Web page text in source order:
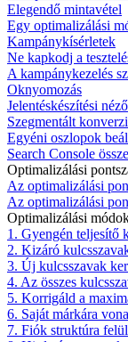
Elegendő mintavétel
Egy optimalizálási
Kampánykísérletek
Ne kapkodj a
A kampánykezelés
Oknyomozás
Jelentéskészítési
Szegmentált
Egyéni oszlopok
Search Console
Optimalizálási
Az optimalizálási
Az optimalizálási
Optimalizálási
1. Gyengén teljesítő
2. Kizáró
3. Új kulcsszavak
4. Az összes
5. Korrigáld a
6. Saját márkára
7. Fiók struktúra